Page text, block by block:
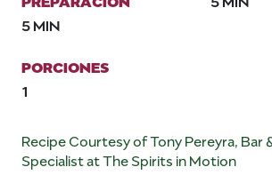
5 MIN
PORCIONES
1
Recipe Courtesy of Tony Pereyra, Bar
Specialist at The Spirits in Motion